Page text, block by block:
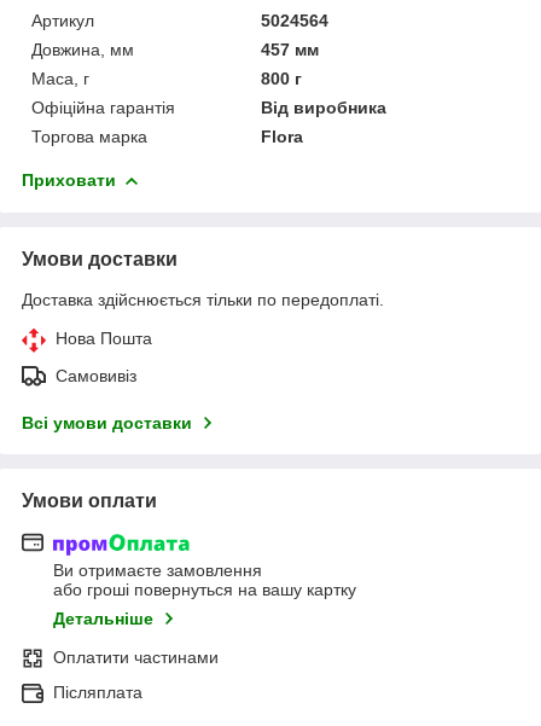
Артикул
5024564
Довжина, мм
457 мм
Маса, г
800 г
Офіційна гарантія
Від виробника
Торгова марка
Flora
Приховати
Умови доставки
Доставка здійснюється тільки по передоплаті.
Нова Пошта
Самовивіз
Всі умови доставки
Умови оплати
Ви отримаєте замовлення
або гроші повернуться на вашу картку
Детальніше
Оплатити частинами
Післяплата